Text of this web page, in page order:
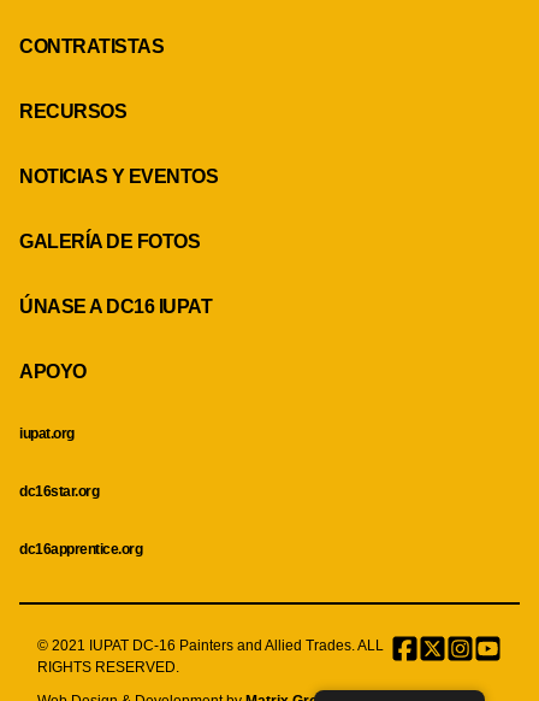
CONTRATISTAS
RECURSOS
NOTICIAS Y EVENTOS
GALERÍA DE FOTOS
ÚNASE A DC16 IUPAT
APOYO
iupat.org
dc16star.org
dc16apprentice.org
© 2021 IUPAT DC-16 Painters and Allied Trades. ALL
RIGHTS RESERVED.
Facebook
TwitterMenu
Item